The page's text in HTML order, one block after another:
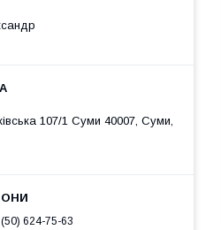
107/1 Суми 40007, Суми,
624-75-63